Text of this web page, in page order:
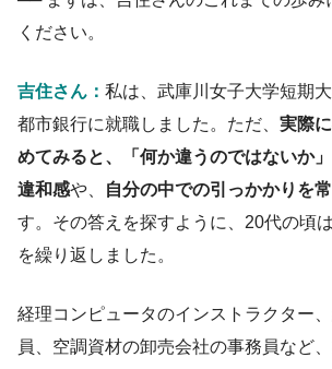
ください。
吉住さん： 私は、武庫川女子大学短期
都市銀行に就職しました。ただ、 実際
めてみると、「何か違うのではないか
違和感や、 自分の中での引っかかりを
す。その答えを探すように、20代の頃
を繰り返しました。
経理コンピュータのインストラクター、
員、空調資材の卸売会社の事務 員など、